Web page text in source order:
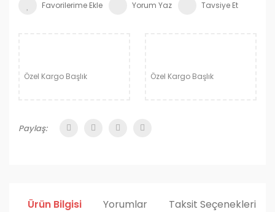
Yorum Yaz Tavsiye Et
Özel Kargo Başlık Özel Kargo Başlık
Paylaş:
Ürün Bilgisi Yorumlar Taksit Seçenekleri